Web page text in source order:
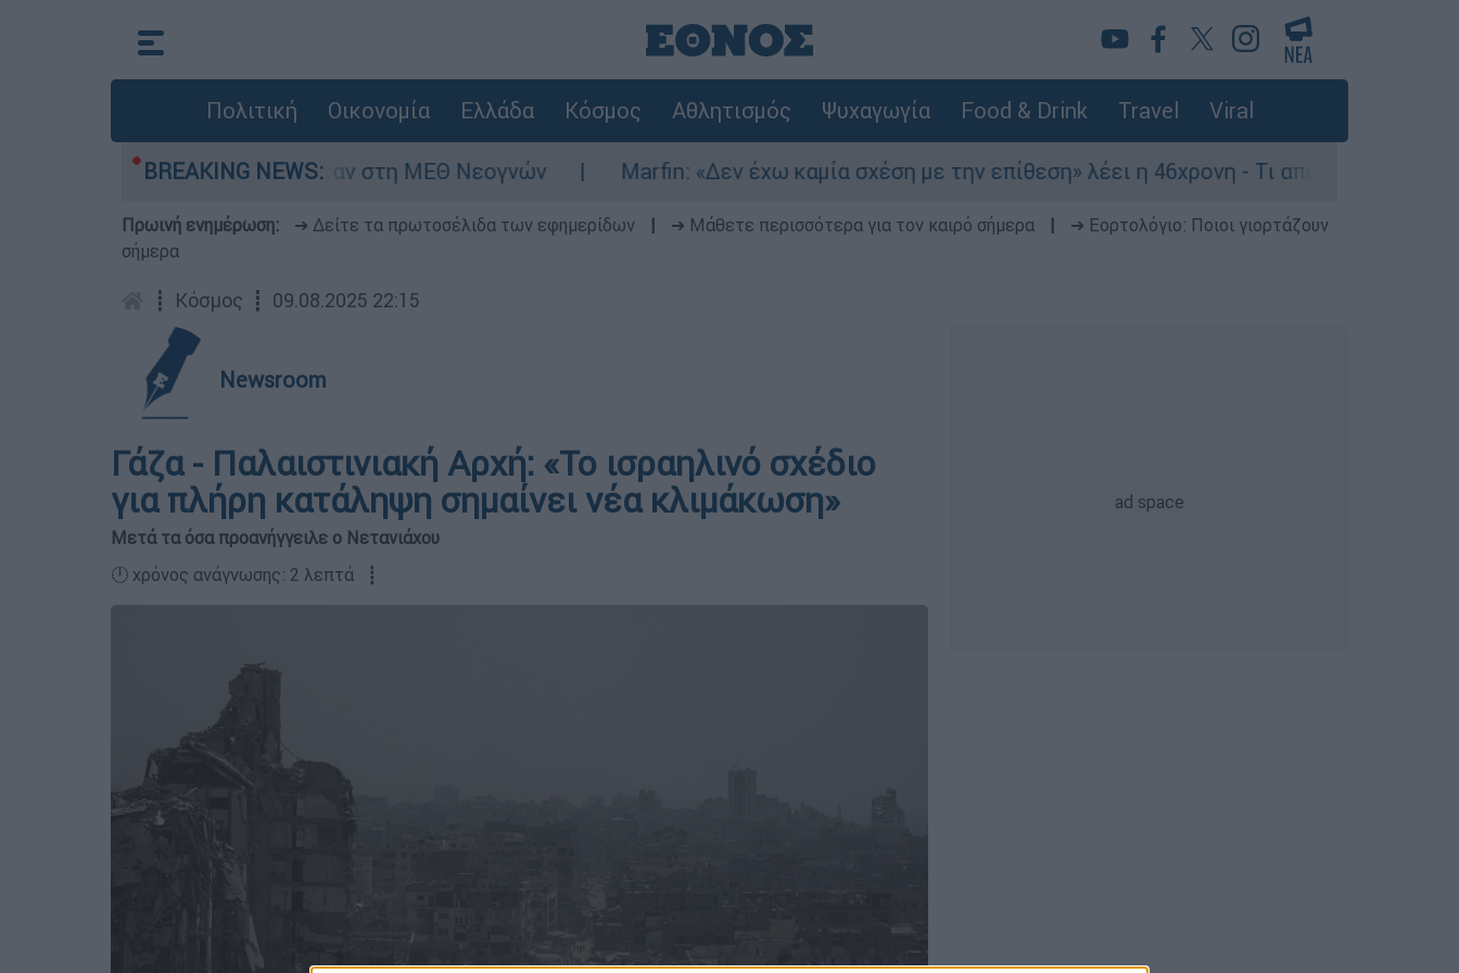
Πολιτική Οικονομία Ελλάδα Κόσμος Αθλητισμός Ψυχαγωγία Food & Drink Travel Viral
BREAKING NEWS:
8 ημερών - Νοσηλευόταν στη ΜΕΘ Νεογνών Marfin: «Δεν έχω καμία σχέση με την επίθεση» λέει η 46χρονη - Τι αποκάλυψε στους
Πρωινή ενημέρωση: ➔ Δείτε τα πρωτοσέλιδα των εφημερίδων ➔ Μάθετε περισσότερα για τον καιρό σήμερα
➔ Εορτολόγιο: Ποιοι γιορτάζουν
σήμερα
┋ Κόσμος ┋ 09.08.2025 22:15
Newsroom
Γάζα - Παλαιστινιακή Αρχή: «Το ισραηλινό σχέδιο
για πλήρη κατάληψη σημαίνει νέα κλιμάκωση»
Μετά τα όσα προανήγγειλε ο Νετανιάχου
🕛 χρόνος ανάγνωσης: 2 λεπτά ┋